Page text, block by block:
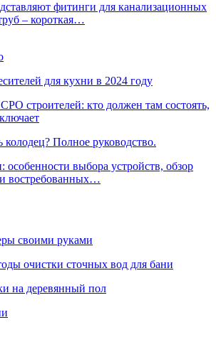
фитинги для канализационных
– короткая…
для кухни в 2024 году
строителей: кто должен там состоять,
колодец? Полное руководство.
особенности выбора устройств, обзор
востребованных…
своими руками
очистки сточных вод для бани
на деревянный пол